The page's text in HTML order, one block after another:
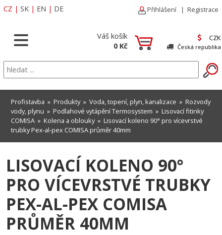
CZ | SK | EN | DE Přihlášení | Registrace
Váš košík
0 Kč
CZK
Česká republika
Profistavba » Produkty» Voda, topení, plyn, kanalizace » Rozvody
vody, plynu » Podlahové vytápění Termosystem » Lisovací fitinky
COMISA » Kolena a oblouky» Lisovací koleno 90° pro vícevrstvé
trubky Pex-al-pex COMISA průměr 40mm
LISOVACÍ KOLENO 90°
PRO VÍCEVRSTVÉ TRUBKY
PEX-AL-PEX COMISA
PRŮMĚR 40MM